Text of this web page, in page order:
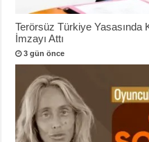
Terörsüz Türkiye Yasasında
İmzayı Attı
3 gün önce